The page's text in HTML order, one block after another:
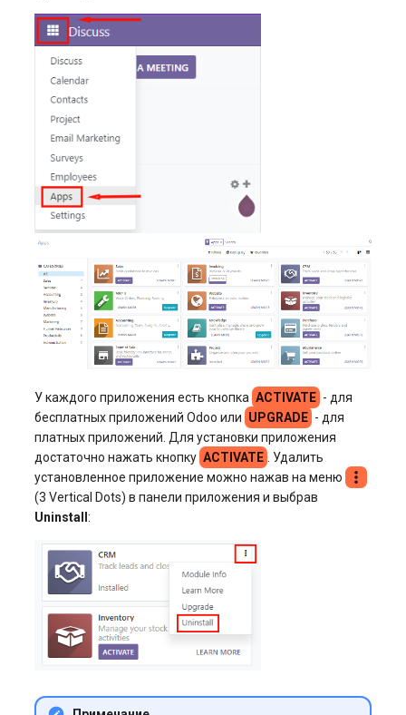
У каждого приложения есть кнопка ACTIVATE - для
бесплатных приложений Odoo или UPGRADE - для
платных приложений. Для установки приложения
достаточно нажать кнопку ACTIVATE
. Удалить
установленное приложение можно нажав на меню
(3 Vertical Dots) в панели приложения и выбрав
Uninstall: